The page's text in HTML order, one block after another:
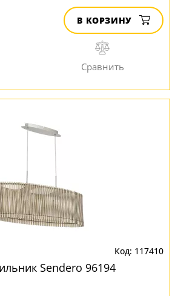
В КОРЗИНУ
117410
Sendero 96194